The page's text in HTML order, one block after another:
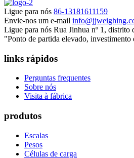
Ligue para nós 86-13181611159
Envie-nos um e-mail
Ligue para nós Rua Jinhua nº 1, distrito
"Ponto de partida elevado, investimento
links rápidos
Perguntas frequentes
Sobre nós
Visita à fábrica
produtos
Escalas
Pesos
Células de carga